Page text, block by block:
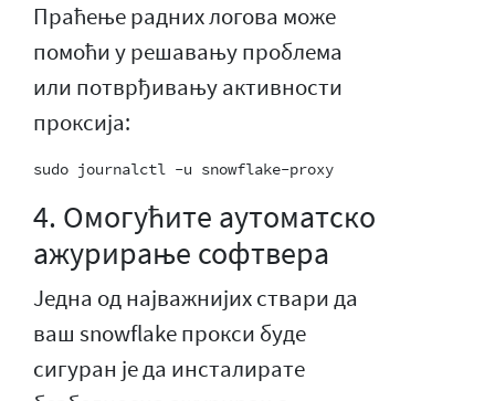
Праћење радних логова може
помоћи у решавању проблема
или потврђивању активности
проксија:
4. Омогућите аутоматско
ажурирање софтвера
Једна од најважнијих ствари да
ваш snowflake прокси буде
сигуран је да инсталирате